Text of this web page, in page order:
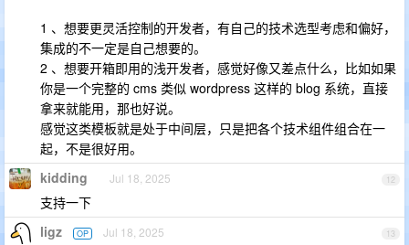
1 、想要更灵活控制的开发者，有自己的技术选型考虑和偏好，
集成的不一定是自己想要的。
2 、想要开箱即用的浅开发者，感觉好像又差点什么，比如如果
你是一个完整的 cms 类似 wordpress 这样的 blog 系统，直接
拿来就能用，那也好说。
感觉这类模板就是处于中间层，只是把各个技术组件组合在一
起，不是很好用。
12
kidding Jul 18, 2025
支持一下
13
ligz OP Jul 18, 2025